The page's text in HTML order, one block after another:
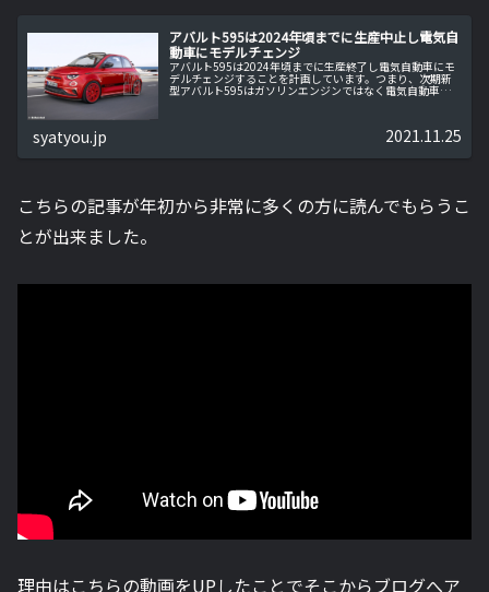
アバルト595は2024年頃までに生産中止し電気自
動車にモデルチェンジ
アバルト595は2024年頃までに生産終了し電気自動車にモ
デルチェンジすることを計画しています。つまり、次期新
型アバルト595はガソリンエンジンではなく電気自動車と
syatyou.jp 2021.11.25
こちらの記事が年初から非常に多くの方に読んでもらうこ
とが出来ました。
理由はこちらの動画をUPしたことでそこからブログへア